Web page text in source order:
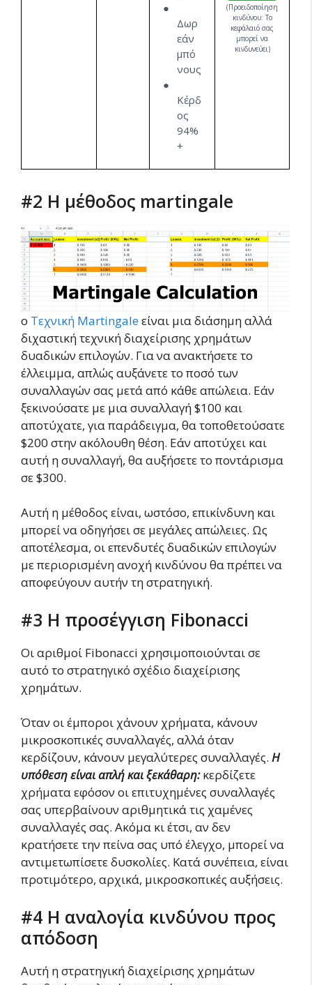
Δωρ
εάν
μπό
νους
Κέρδ
ος
94%
+
(Προειδοποίηση
κινδύνου: Το
κεφάλαιό σας
μπορεί να
κινδυνεύει)
#2 Η μέθοδος martingale
ο Τεχνική Martingaleείναι μια διάσημη αλλά
διχαστική τεχνική διαχείρισης χρημάτων
δυαδικών επιλογών. Για να ανακτήσετε το
έλλειμμα, απλώς αυξάνετε το ποσό των
συναλλαγών σας μετά από κάθε απώλεια. Εάν
ξεκινούσατε με μια συναλλαγή $100 και
αποτύχατε, για παράδειγμα, θα τοποθετούσατε
$200 στην ακόλουθη θέση. Εάν αποτύχει και
αυτή η συναλλαγή, θα αυξήσετε το ποντάρισμα
σε $300.
Αυτή η μέθοδος είναι, ωστόσο, επικίνδυνη και
μπορεί να οδηγήσει σε μεγάλες απώλειες. Ως
αποτέλεσμα, οι επενδυτές δυαδικών επιλογών
με περιορισμένη ανοχή κινδύνου θα πρέπει να
αποφεύγουν αυτήν τη στρατηγική.
#3 Η προσέγγιση Fibonacci
Οι αριθμοί Fibonacci χρησιμοποιούνται σε
αυτό το στρατηγικό σχέδιο διαχείρισης
χρημάτων.
Όταν οι έμποροι χάνουν χρήματα, κάνουν
μικροσκοπικές συναλλαγές, αλλά όταν
κερδίζουν, κάνουν μεγαλύτερες συναλλαγές. Η
υπόθεση είναι απλή και ξεκάθαρη:κερδίζετε
χρήματα εφόσον οι επιτυχημένες συναλλαγές
σας υπερβαίνουν αριθμητικά τις χαμένες
συναλλαγές σας. Ακόμα κι έτσι, αν δεν
κρατήσετε την πείνα σας υπό έλεγχο, μπορεί να
αντιμετωπίσετε δυσκολίες. Κατά συνέπεια, είναι
προτιμότερο, αρχικά, μικροσκοπικές αυξήσεις.
#4 Η αναλογία κινδύνου προς
απόδοση
Αυτή η στρατηγική διαχείρισης χρημάτων